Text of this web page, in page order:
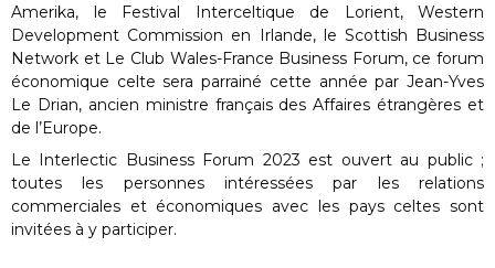
Amerika, le Festival Interceltique de Lorient, Western
Development Commission en Irlande, le Scottish Business
Network et Le Club Wales-France Business Forum, ce forum
économique celte sera parrainé cette année par Jean-Yves
Le Drian, ancien ministre français des Affaires étrangères et
de l’Europe. ​​
Le Interlectic Business Forum 2023 est ouvert au public ;
toutes les personnes intéressées par les relations
commerciales et économiques avec les pays celtes sont
invitées à y participer.